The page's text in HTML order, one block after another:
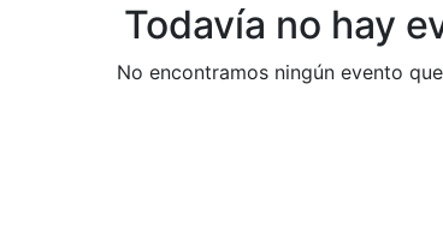
Todavía no hay
No encontramos ningún evento